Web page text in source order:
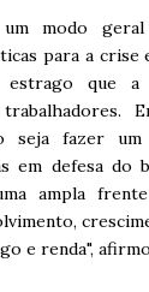
modo
para a crise
estrago que
seja fazer um
em defesa do
ampla
e renda",